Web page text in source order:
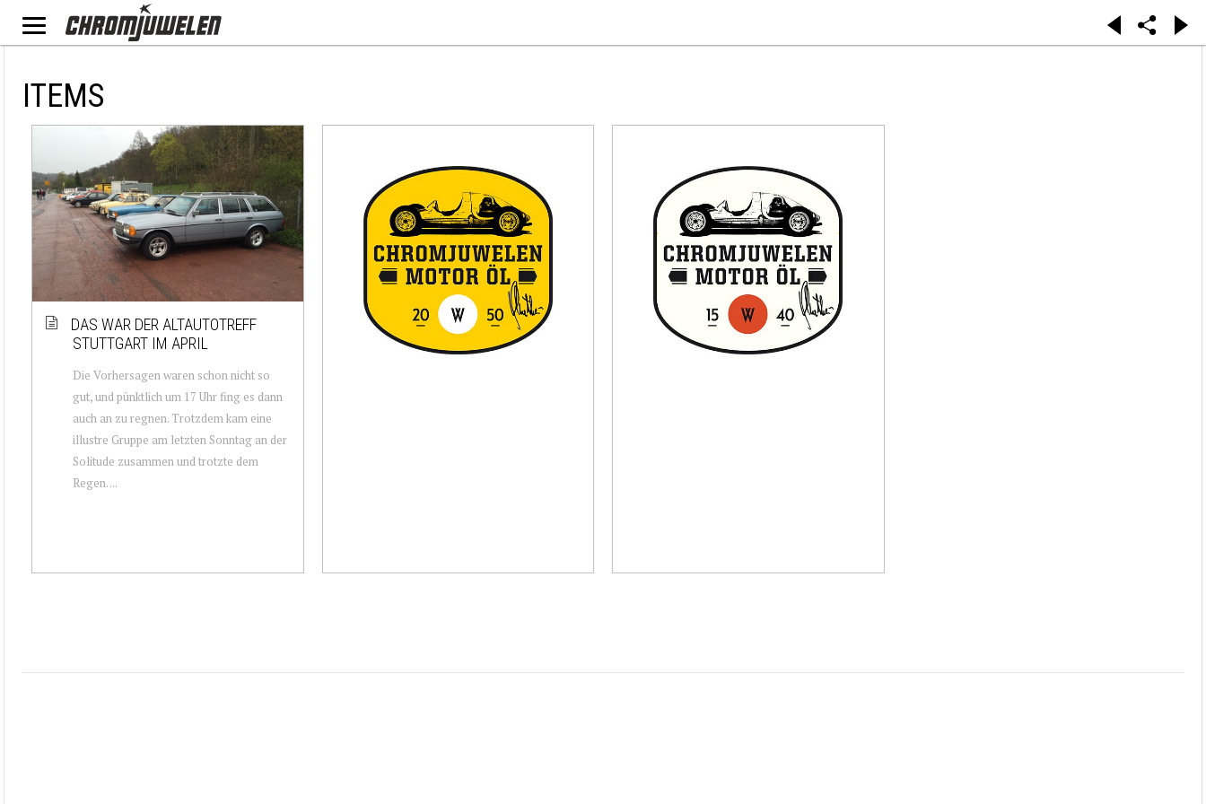
ITEMS
DAS WAR DER ALTAUTOTREFF
STUTTGART IM APRIL
Die Vorhersagen waren schon nicht so
gut, und pünktlich um 17 Uhr fing es dann
auch an zu regnen. Trotzdem kam eine
illustre Gruppe am letzten Sonntag an der
Solitude zusammen und trotzte dem
Regen. ...